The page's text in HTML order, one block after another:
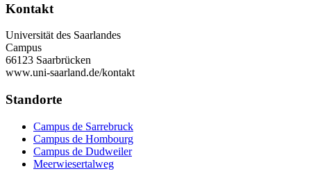
Kontakt
Universität des Saarlandes
Campus
66123 Saarbrücken
www.uni-saarland.de/kontakt
Standorte
Campus de Sarrebruck
Campus de Hombourg
Campus de Dudweiler
Meerwiesertalweg